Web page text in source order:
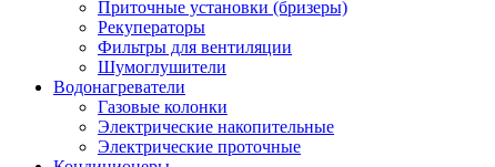
Приточные установки (бризеры)
Рекуператоры
Фильтры для вентиляции
Шумоглушители
Водонагреватели
Газовые колонки
Электрические накопительные
Электрические проточные